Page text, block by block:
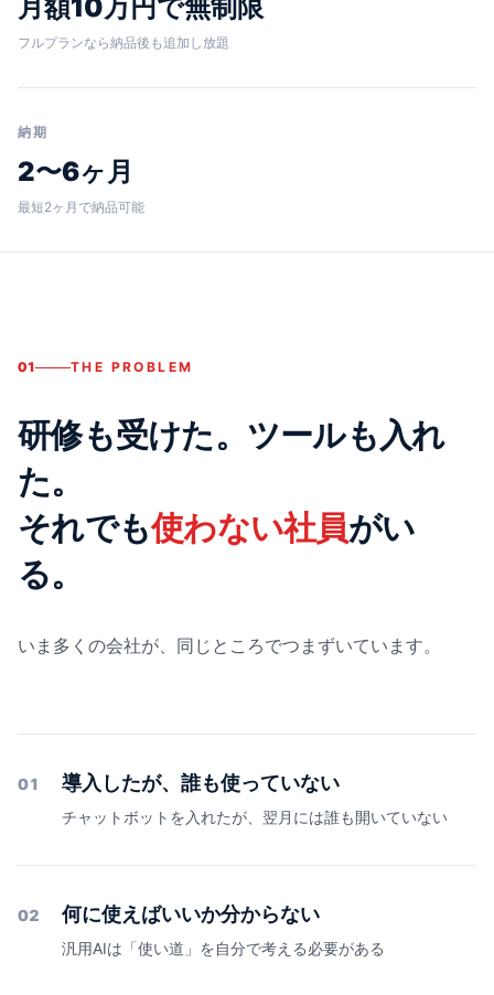
月額10万円で無制限
フルプランなら納品後も追加し放題
納期
2〜6ヶ月
最短2ヶ月で納品可能
01 THE PROBLEM
研修も受けた。ツールも入れ
た。
それでも使わない社員がい
る。
いま多くの会社が、同じところでつまずいています。
01 導入したが、誰も使っていない
チャットボットを入れたが、翌月には誰も開いていない
02 何に使えばいいか分からない
汎用AIは「使い道」を自分で考える必要がある